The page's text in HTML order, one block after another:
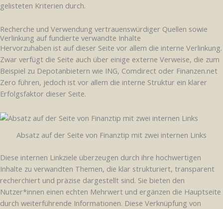
gelisteten Kriterien durch.
Recherche und Verwendung vertrauenswürdiger Quellen sowie
Verlinkung auf fundierte verwandte Inhalte
Hervorzuhaben ist auf dieser Seite vor allem die interne Verlinkung.
Zwar verfügt die Seite auch über einige externe Verweise, die zum
Beispiel zu Depotanbietern wie ING, Comdirect oder Finanzen.net
Zero führen, jedoch ist vor allem die interne Struktur ein klarer
Erfolgsfaktor dieser Seite.
Absatz auf der Seite von Finanztip mit zwei internen Links
Diese internen Linkziele überzeugen durch ihre hochwertigen
Inhalte zu verwandten Themen, die klar strukturiert, transparent
recherchiert und präzise dargestellt sind. Sie bieten den
Nutzer*innen einen echten Mehrwert und ergänzen die Hauptseite
durch weiterführende Informationen. Diese Verknüpfung von